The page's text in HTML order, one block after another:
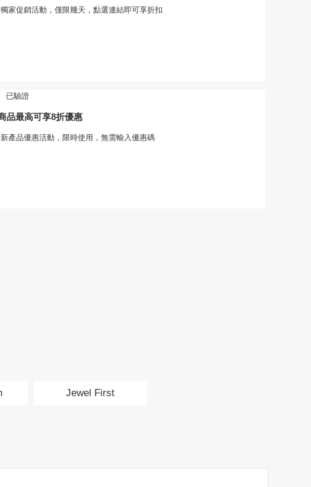
家促銷活動，僅限幾天，點選連結即可享折扣
已驗證
品最高可享8折優惠
產品優惠活動，限時使用，無需輸入優惠碼
Jewel First